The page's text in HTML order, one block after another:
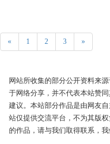
« 1 2 3 »
网站所收集的部分公开资料来
于网络分享，并不代表本站赞
建议。本站部分作品是由网友
站仅提供交流平台，不为其版
的作品，请与我们取得联系，我